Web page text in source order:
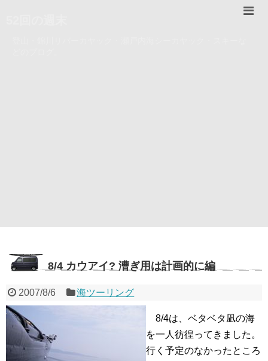
8/4 カウアイ? 漕ぎ用は計画的に編
2007/8/6 海ツーリング
8/4は、ベタベタ凪の海
を一人彷徨ってきました。
行く予定のなかったところ